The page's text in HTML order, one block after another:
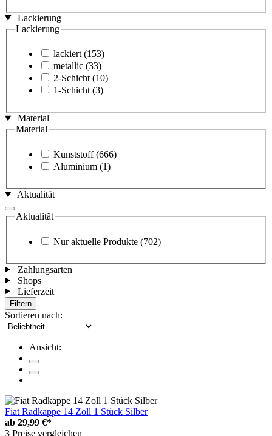
Lackierung
Lackierung
lackiert (153)
metallic (33)
2-Schicht (10)
1-Schicht (3)
Material
Material
Kunststoff (666)
Aluminium (1)
Aktualität
Aktualität
Nur aktuelle Produkte (702)
Zahlungsarten
Shops
Lieferzeit
Filtern
Sortieren nach:
Ansicht:
Fiat Radkappe 14 Zoll 1 Stück Silber
ab 29,99 €*
3 Preise vergleichen